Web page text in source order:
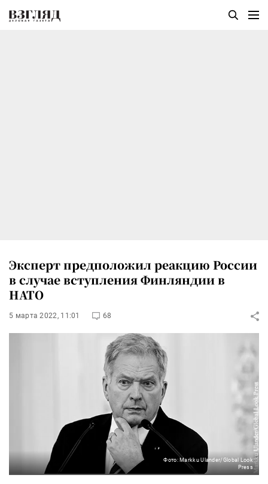
Эксперт предположил реакцию России
в случае вступления Финляндии в
НАТО
5 марта 2022, 11:01 68
Фото: Markku Ulander/Global Look
Press